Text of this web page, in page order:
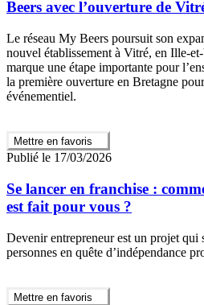
Beers avec l’ouverture de
Le réseau My Beers poursuit son
nouvel établissement à Vitré, en Ille-
marque une étape importante pour
la première ouverture en Bretagne
événementiel.
Mettre en favoris
Publié le 17/03/2026
Se lancer en franchise :
est fait pour vous ?
Devenir entrepreneur est un projet qui
personnes en quête d’indépendance
Mettre en favoris